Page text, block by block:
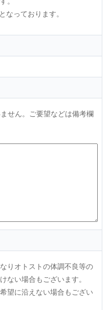
なっております。
せん。ご要望などは備考欄
りオトストの体調不良等の
ない場合もございます。
望に沿えない場合もござい